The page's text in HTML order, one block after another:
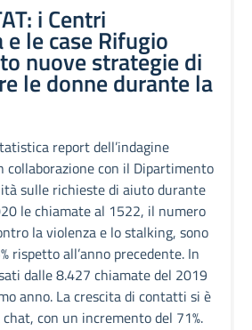
i Centri
le case Rifugio
nuove strategie di
le donne durante la
report dell’indagine
collaborazione con il Dipartimento
sulle richieste di aiuto durante
le chiamate al 1522, il numero
la violenza e lo stalking, sono
rispetto all’anno precedente. In
dalle 8.427 chiamate del 2019
anno. La crescita di contatti si è
con un incremento del 71%.